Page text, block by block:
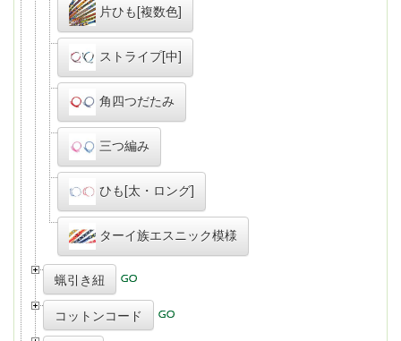
片ひも[複数色]
ストライプ[中]
角四つだたみ
三つ編み
ひも[太・ロング]
ターイ族エスニック模様
蝋引き紐
コットンコード